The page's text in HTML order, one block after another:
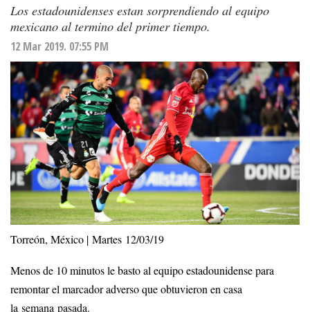
Los estadounidenses estan sorprendiendo al equipo
mexicano al termino del primer tiempo.
12 Mar 2019. 07:55 PM
Torreón, México | Martes 12/03/19
Menos de 10 minutos le basto al equipo estadounidense para
remontar el marcador adverso que obtuvieron en casa
la semana pasada.